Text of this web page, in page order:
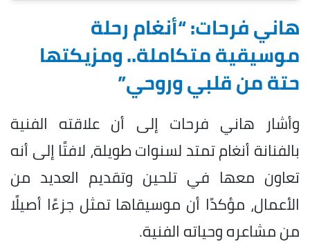
هاني فرحات: “أنغام رحلة
موسيقية متكاملة.. ومزيكتها
حتة من قلبي وروحي”
وأشار هاني فرحات إلى أن علاقته الفنية
بالفنانة أنغام تمتد لسنوات طويلة، لافتًا إلى أنه
تعاون معها في تلحين وتقديم العديد من
الأعمال، مؤكدًا أن موسيقاها تمثل جزءًا أصيلًا
من مشاعره وحياته الفنية.